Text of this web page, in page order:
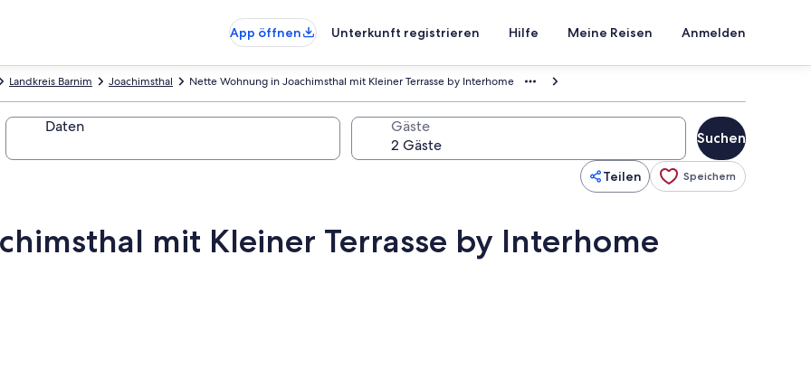
App öffnen
Unterkunft registrieren Hilfe Meine Reisen Anmelden
Nette Wohnung in Joachimsthal mit Kleiner Terrasse by Interhome
Joachimsthal
Landkreis Barnim
Daten Gäste
Suchen
Teilen Speichern
mit Kleiner Terrasse by Interhome